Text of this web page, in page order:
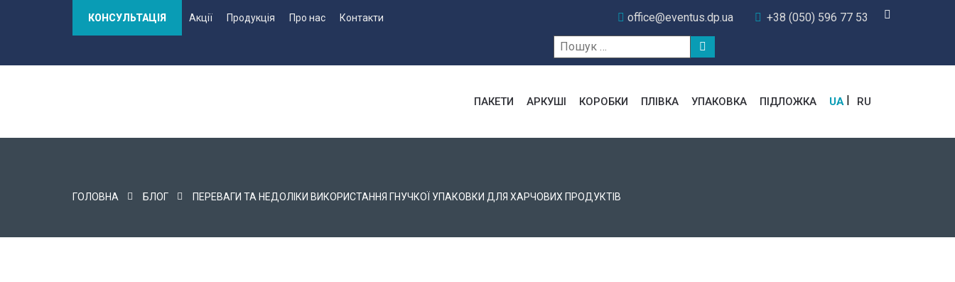
КОНСУЛЬТАЦІЯ Акції Продукція Про нас Контакти office@eventus.dp.ua
+38 (050) 596 77 53
Пошук:
ПАКЕТИ АРКУШІ КОРОБКИ ПЛІВКА УПАКОВКА ПІДЛОЖКА UA RU
ГОЛОВНА БЛОГ ПЕРЕВАГИ ТА НЕДОЛІКИ ВИКОРИСТАННЯ ГНУЧКОЇ УПАКОВКИ ДЛЯ ХАРЧОВИХ ПРОДУКТІВ